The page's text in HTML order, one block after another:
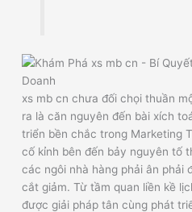
xs mb cn chưa đối chọi thuần
ra là căn nguyên đến bài xích
triển bền chắc trong Marketing
cố kỉnh bên đến bảy nguyên tố
các ngôi nhà hàng phải ân phải
cắt giảm. Từ tầm quan liền kề
được giải pháp tân cùng phát